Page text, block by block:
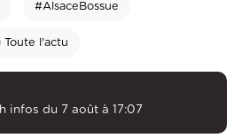
#AlsaceBossue
Toute l'actu
infos du 7 août à 17:07